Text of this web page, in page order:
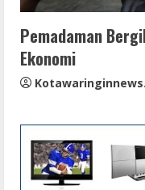
Pemadaman
Ekonomi